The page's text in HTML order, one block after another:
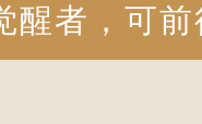
醒者，可